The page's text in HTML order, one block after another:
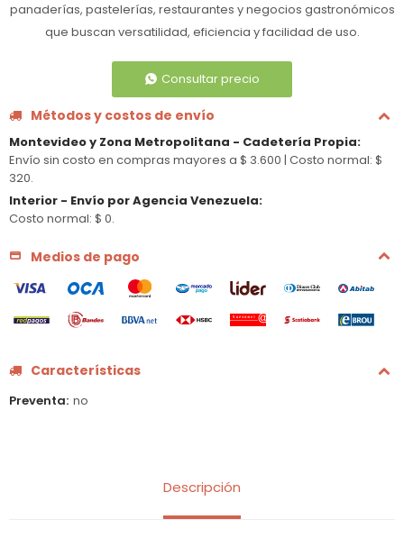
panaderías, pastelerías, restaurantes y negocios gastronómicos
que buscan versatilidad, eficiencia y facilidad de uso.
Consultar precio
Métodos y costos de envío
Montevideo y Zona Metropolitana - Cadetería Propia:
Envío sin costo en compras mayores a $ 3.600 | Costo normal: $
320.
Interior - Envío por Agencia Venezuela:
Costo normal: $ 0.
Medios de pago
Características
Preventa no
Descripción